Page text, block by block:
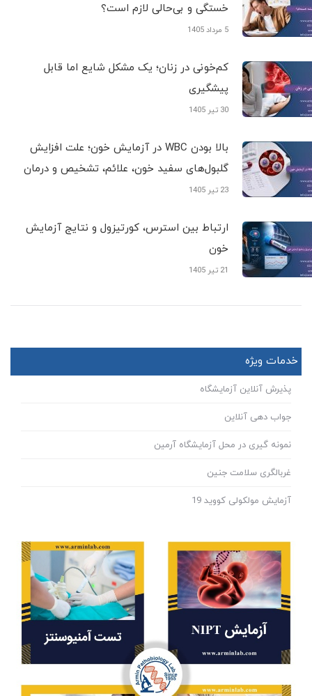
خستگی و بی‌حالی لازم است؟
5 مرداد 1405
کم‌خونی در زنان؛ یک مشکل شایع اما قابل
پیشگیری
30 تیر 1405
بالا بودن WBC در آزمایش خون؛ علت افزایش
گلبول‌های سفید خون، علائم، تشخیص و درمان
23 تیر 1405
ارتباط بین استرس، کورتیزول و نتایج آزمایش
خون
21 تیر 1405
خدمات ویژه
پذیرش آنلاین آزمایشگاه
جواب دهی آنلاین
نمونه گیری در محل آزمایشگاه آرمین
غربالگری سلامت جنین
آزمایش مولکولی کووید 19